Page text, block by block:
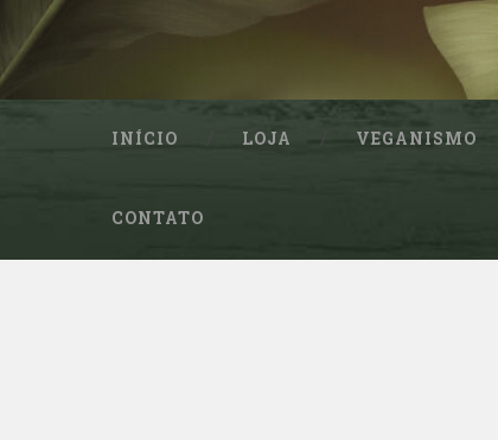
INÍCIO LOJA VEGANISMO
CONTATO